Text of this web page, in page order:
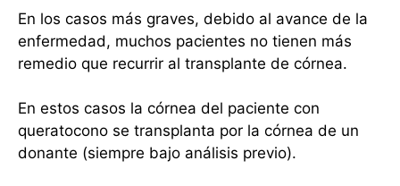
En los casos más graves, debido al avance de la
enfermedad, muchos pacientes no tienen más
remedio que recurrir al transplante de córnea.
En estos casos la córnea del paciente con
queratocono se transplanta por la córnea de un
donante (siempre bajo análisis previo).